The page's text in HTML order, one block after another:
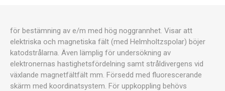
för bestämning av e/m med hög noggrannhet. Visar att
elektriska och magnetiska fält (med Helmholtzspolar) böjer
katodstrålarna. Även lämplig för undersökning av
elektronernas hastighetsfördelning samt stråldivergens vid
växlande magnetfältfält mm. Försedd med fluorescerande
skärm med koordinatsystem. För uppkoppling behövs